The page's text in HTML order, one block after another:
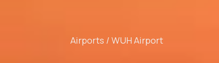
Airports / WUH Airport